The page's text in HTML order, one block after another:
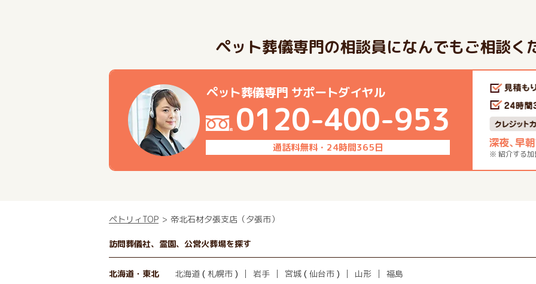
ペット葬儀専門の相談員になんでもご相談く
ペット葬儀専門 サポートダイヤル
0120-400-953
通話料無料・24時間365日
※ 紹介する加
ペトリィTOP 帝北石材夕張支店（夕張市）
訪問葬儀社、霊園、公営火葬場を探す
北海道・東北 北海道 ( 札幌市 ) 岩手 宮城 ( 仙台市 ) 山形
福島